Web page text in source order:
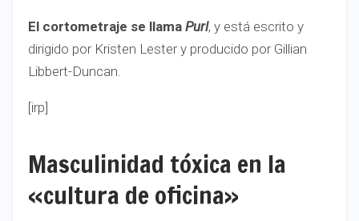
El cortometraje se llama Purl, y está escrito y
dirigido por Kristen Lester y producido por Gillian
Libbert-Duncan.
[irp]
Masculinidad tóxica en la
«cultura de oficina»